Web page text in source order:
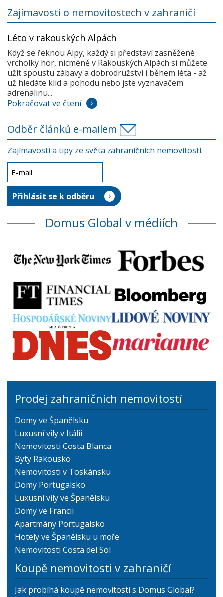
Zajímavosti o nemovitostech v zahraničí
Léto v rakouských Alpách
Když se řeknou Alpy, každý si představí zasněžené
vrcholky hor, nicméně v Rakouských Alpách si můžete
užít spoustu zábavy a dobrodružství i během léta - až
už hledáte klid a pohodu nebo jste vyznavačem
adrenalinu...
Pokračovat ve čtení
Odběr článků e-mailem
Zajímavosti a tipy ze světa zahraničních nemovitostí.
Domus Global v médiích
Prodej zahraničních nemovitostí
Domy ve Španělsku
Luxusní vily v Itálii
Nemovitosti Costa Blanca
Byty Rakousko
Nemovitosti v Toskánsku
Domy Portugalsko
Luxusní vily ve Španělsku
Domy ve Francii
Apartmány Portugalsko
Hotely ve Španělsku u moře
Nemovitosti Costa del Sol
Koupě nemovitosti v zahraničí
Jak probíhá koupě nemovitosti s Domus Global?